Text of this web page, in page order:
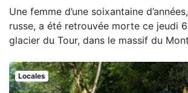
Une femme d’une soixantaine
russe, a été retrouvée morte ce jeudi
glacier du Tour, dans le massif du
Locales